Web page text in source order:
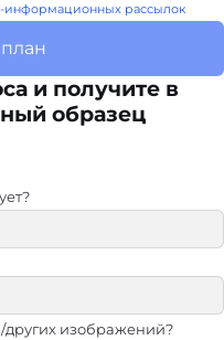
информационных рассылок
и получите в
образец
других изображений?